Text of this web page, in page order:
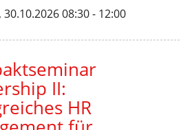
30.10.2026 08:30 - 12:00
II:
HR